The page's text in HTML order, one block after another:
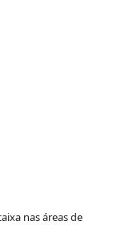
nas áreas de